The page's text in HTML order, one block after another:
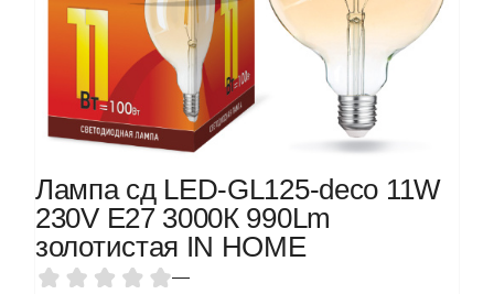
Лампа сд LED-GL125-deco 11W
230V Е27 3000К 990Lm
золотистая IN HOME
—